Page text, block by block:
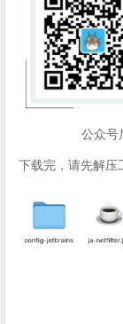
公众号
下载完，请先解压